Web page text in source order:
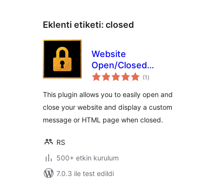
Eklenti etiketi: closed
Website
Open/Closed
Toggle
(1 toplam
puan
)
This plugin allows you to easily open and
close your website and display a custom
message or HTML page when closed.
RS
500+ etkin kurulum
7.0.3 ile test edildi